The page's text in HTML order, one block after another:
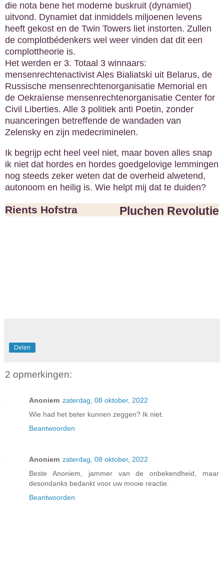
die nota bene het moderne buskruit (dynamiet)
uitvond. Dynamiet dat inmiddels miljoenen levens
heeft gekost en de Twin Towers liet instorten. Zullen
de complotbédenkers wel weer vinden dat dit een
complottheorie is.
Het werden er 3. Totaal 3 winnaars:
mensenrechtenactivist Ales Bialiatski uit Belarus, de
Russische mensenrechtenorganisatie Memorial en
de Oekraïense mensenrechtenorganisatie Center for
Civil Liberties. Alle 3 politiek anti Poetin, zonder
nuanceringen betreffende de wandaden van
Zelensky en zijn medecriminelen.
Ik begrijp echt heel veel niet, maar boven alles snap
ik niet dat hordes en hordes goedgelovige lemmingen
nog steeds zeker weten dat de overheid alwetend,
autonoom en heilig is. Wie helpt mij dat te duiden?
Rients Hofstra Pluchen Revolutie
Delen
2 opmerkingen:
Anoniem zaterdag, 08 oktober, 2022
Wie had het beter kunnen zeggen? Ik niet.
Beantwoorden
Anoniem zaterdag, 08 oktober, 2022
Beste Anoniem, jammer van de onbekendheid, maar
desondanks bedankt voor uw mooie reactie.
Beantwoorden